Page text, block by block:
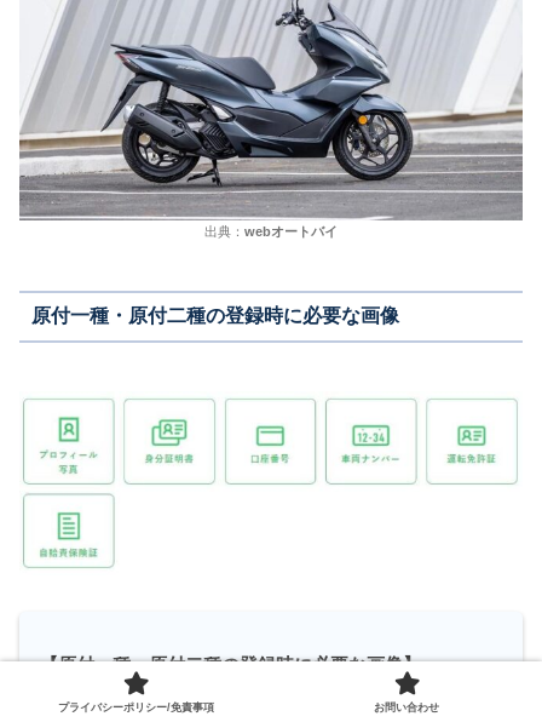
出典： webオートバイ
原付一種・原付二種の登録時に必要な画像
【原付一種・原付二種の登録時に必要な画像】
プロフィール写真
プライバシーポリシー/免責事項 お問い合わせ